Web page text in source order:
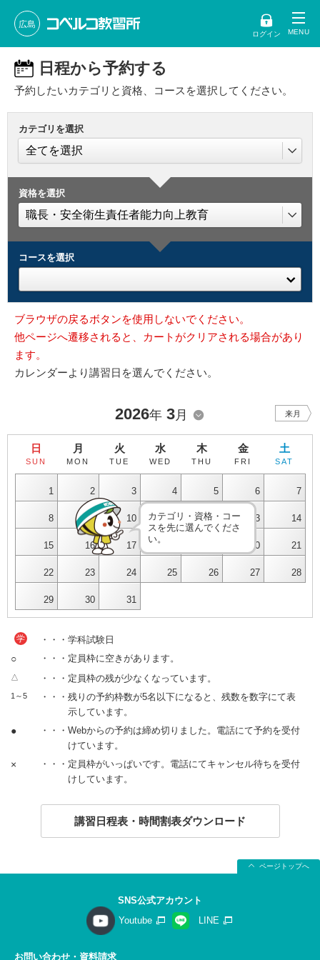
広島
ログイン
日程から予約する
予約したいカテゴリと資格、コースを選択してください。
カテゴリを選択
資格を選択
コースを選択
ブラウザの戻るボタンを使用しないでください。
他ページへ遷移されると、カートがクリアされる場合があり
ます。
カレンダーより講習日を選んでください。
2026年 3月 来月
日
SUN
月
MON
火
TUE
水
WED
木
THU
金
FRI
土
SAT
1 2 3 4 5 6 7
8 9 10 11 12 13 14
15 16 17 20 21
22 23 24 25 26 27 28
29 30 31
カテゴリ・資格・コー
スを先に選んでくださ
い。
学 ・・・学科試験日
○ ・・・定員枠に空きがあります。
△ ・・・定員枠の残が少なくなっています。
1～5
・・・残りの予約枠数が5名以下になると、残数を数字にて表
示しています。
●
・・・Webからの予約は締め切りました。電話にて予約を受付
けています。
×
・・・定員枠がいっぱいです。電話にてキャンセル待ちを受付
けしています。
講習日程表・時間割表ダウンロード
ページトップへ
SNS公式アカウント
Youtube
LINE
お問い合わせ・資料請求